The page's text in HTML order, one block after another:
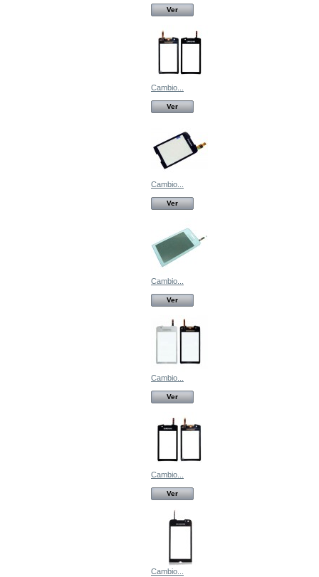
Ver
Cambio...
Ver
Cambio...
Ver
Cambio...
Ver
Cambio...
Ver
Cambio...
Ver
Cambio...